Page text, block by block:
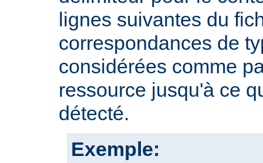
lignes suivantes du
correspondances de
considérées comme
ressource jusqu'à ce
détecté.
Exemple: